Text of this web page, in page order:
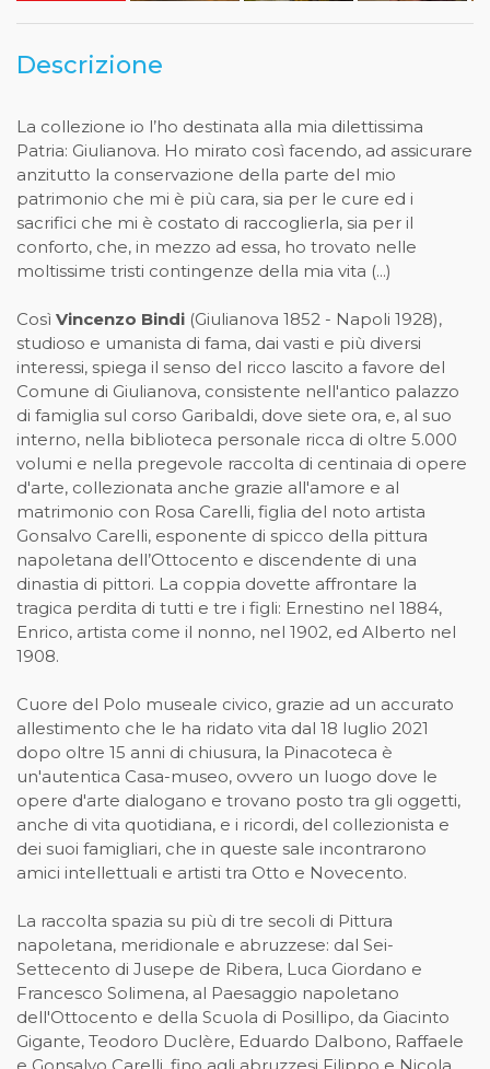
Descrizione
La collezione io l’ho destinata alla mia dilettissima
Patria: Giulianova. Ho mirato così facendo, ad assicurare
anzitutto la conservazione della parte del mio
patrimonio che mi è più cara, sia per le cure ed i
sacrifici che mi è costato di raccoglierla, sia per il
conforto, che, in mezzo ad essa, ho trovato nelle
moltissime tristi contingenze della mia vita (...)
Così Vincenzo Bindi (Giulianova 1852 - Napoli 1928),
studioso e umanista di fama, dai vasti e più diversi
interessi, spiega il senso del ricco lascito a favore del
Comune di Giulianova, consistente nell'antico palazzo
di famiglia sul corso Garibaldi, dove siete ora, e, al suo
interno, nella biblioteca personale ricca di oltre 5.000
volumi e nella pregevole raccolta di centinaia di opere
d'arte, collezionata anche grazie all'amore e al
matrimonio con Rosa Carelli, figlia del noto artista
Gonsalvo Carelli, esponente di spicco della pittura
napoletana dell’Ottocento e discendente di una
dinastia di pittori. La coppia dovette affrontare la
tragica perdita di tutti e tre i figli: Ernestino nel 1884,
Enrico, artista come il nonno, nel 1902, ed Alberto nel
1908.
Cuore del Polo museale civico, grazie ad un accurato
allestimento che le ha ridato vita dal 18 luglio 2021
dopo oltre 15 anni di chiusura, la Pinacoteca è
un'autentica Casa-museo, ovvero un luogo dove le
opere d'arte dialogano e trovano posto tra gli oggetti,
anche di vita quotidiana, e i ricordi, del collezionista e
dei suoi famigliari, che in queste sale incontrarono
amici intellettuali e artisti tra Otto e Novecento.
La raccolta spazia su più di tre secoli di Pittura
napoletana, meridionale e abruzzese: dal Sei-
Settecento di Jusepe de Ribera, Luca Giordano e
Francesco Solimena, al Paesaggio napoletano
dell'Ottocento e della Scuola di Posillipo, da Giacinto
Gigante, Teodoro Duclère, Eduardo Dalbono, Raffaele